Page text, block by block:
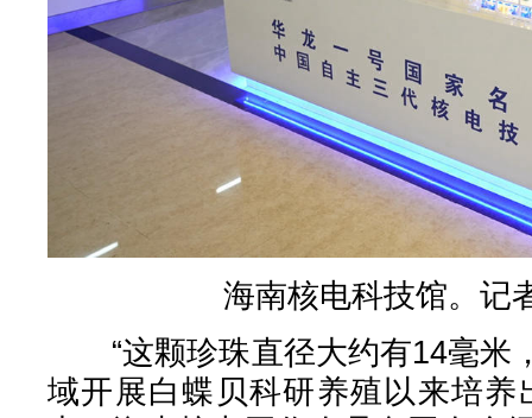
海南核电科技馆。记
“这颗珍珠直径大约有14毫米
域开展白蝶贝科研养殖以来培养